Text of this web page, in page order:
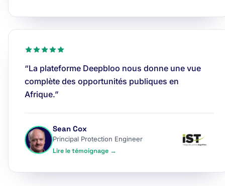
“La plateforme Deepbloo nous donne une vue
complète des opportunités publiques en
Afrique.”
Sean Cox
Principal Protection Engineer
Lire le témoignage →